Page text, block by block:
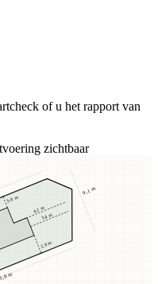
of u het rapport van
zichtbaar
3,8 m
2,9 m
3,4 m
4,1 m
m
9,1 m